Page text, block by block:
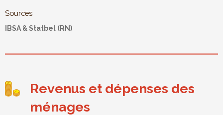
Sources
IBSA & Statbel (RN)
Revenus et dépenses des
ménages